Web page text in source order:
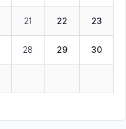
21 22 23
28 29 30